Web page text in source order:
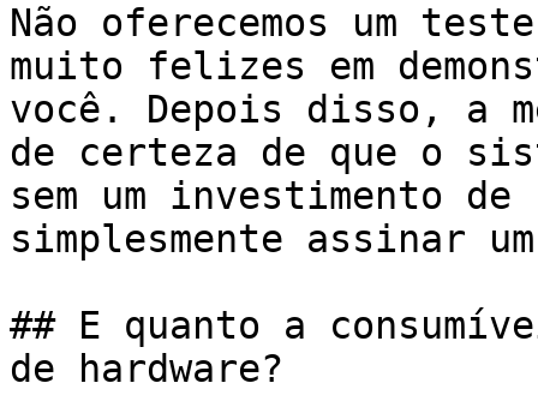
Não oferecemos um
muito felizes em
você. Depois disso, a
de certeza de que o
sem um investimento
simplesmente assinar
## E quanto a
de hardware?